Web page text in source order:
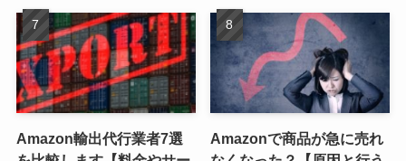
Amazon輸出代行業者7選
Amazonで商品が急に売れ